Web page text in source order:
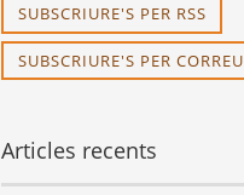
SUBSCRIURE'S PER RSS
SUBSCRIURE'S PER CORREU
Articles recents